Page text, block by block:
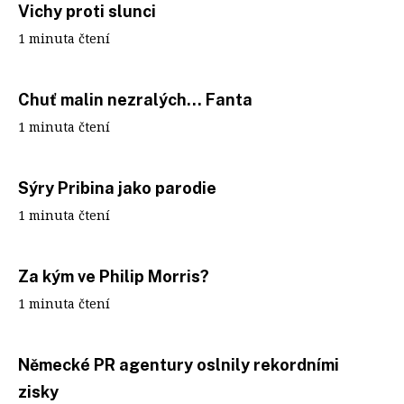
Vichy proti slunci
1 minuta čtení
Chuť malin nezralých… Fanta
1 minuta čtení
Sýry Pribina jako parodie
1 minuta čtení
Za kým ve Philip Morris?
1 minuta čtení
Německé PR agentury oslnily rekordními
zisky